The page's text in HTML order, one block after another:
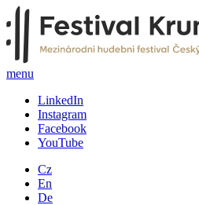
menu
LinkedIn
Instagram
Facebook
YouTube
Cz
En
De